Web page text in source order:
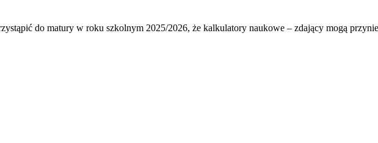
do matury w roku szkolnym 2025/2026, że kalkulatory naukowe – zdający mogą